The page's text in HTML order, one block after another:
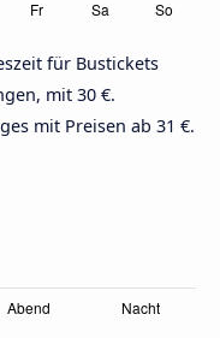
für Bustickets
mit 30 €.
mit Preisen ab 31 €.